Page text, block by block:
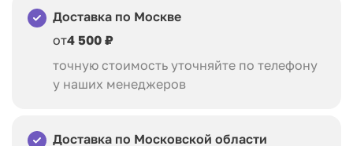
Доставка по Москве
от4 500 ₽
точную стоимость уточняйте по телефону
у наших менеджеров
Доставка по Московской области